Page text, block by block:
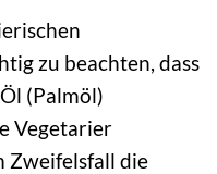
zu beachten, dass
(Palmöl)
Vegetarier
Zweifelsfall die